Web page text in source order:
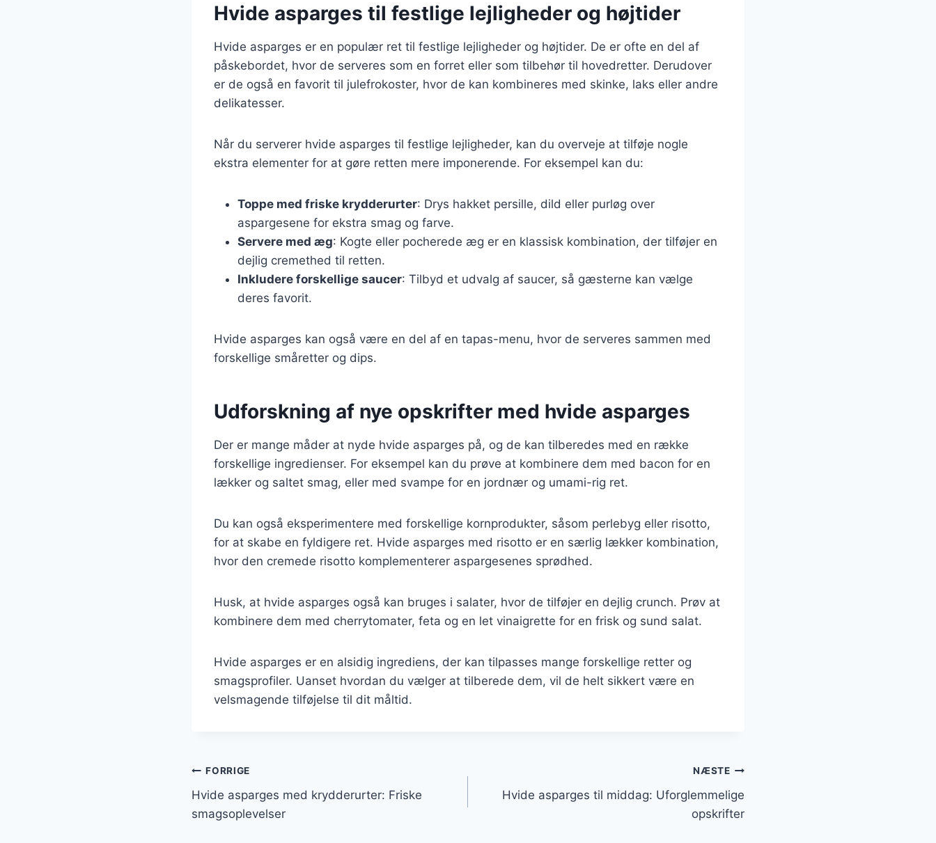
Hvide asparges til festlige lejligheder og højtider
Hvide asparges er en populær ret til festlige lejligheder og højtider. De er ofte en del af
påskebordet, hvor de serveres som en forret eller som tilbehør til hovedretter. Derudover
er de også en favorit til julefrokoster, hvor de kan kombineres med skinke, laks eller andre
delikatesser.
Når du serverer hvide asparges til festlige lejligheder, kan du overveje at tilføje nogle
ekstra elementer for at gøre retten mere imponerende. For eksempel kan du:
Toppe med friske krydderurter: Drys hakket persille, dild eller purløg over
aspargesene for ekstra smag og farve.
Servere med æg: Kogte eller pocherede æg er en klassisk kombination, der tilføjer en
dejlig cremethed til retten.
Inkludere forskellige saucer: Tilbyd et udvalg af saucer, så gæsterne kan vælge
deres favorit.
Hvide asparges kan også være en del af en tapas-menu, hvor de serveres sammen med
forskellige småretter og dips.
Udforskning af nye opskrifter med hvide asparges
Der er mange måder at nyde hvide asparges på, og de kan tilberedes med en række
forskellige ingredienser. For eksempel kan du prøve at kombinere dem med bacon for en
lækker og saltet smag, eller med svampe for en jordnær og umami-rig ret.
Du kan også eksperimentere med forskellige kornprodukter, såsom perlebyg eller risotto,
for at skabe en fyldigere ret. Hvide asparges med risotto er en særlig lækker kombination,
hvor den cremede risotto komplementerer aspargesenes sprødhed.
Husk, at hvide asparges også kan bruges i salater, hvor de tilføjer en dejlig crunch. Prøv at
kombinere dem med cherrytomater, feta og en let vinaigrette for en frisk og sund salat.
Hvide asparges er en alsidig ingrediens, der kan tilpasses mange forskellige retter og
smagsprofiler. Uanset hvordan du vælger at tilberede dem, vil de helt sikkert være en
velsmagende tilføjelse til dit måltid.
Indlægsnavigation
FORRIGE
Hvide asparges med krydderurter: Friske
smagsoplevelser
NÆSTE
Hvide asparges til middag: Uforglemmelige
opskrifter